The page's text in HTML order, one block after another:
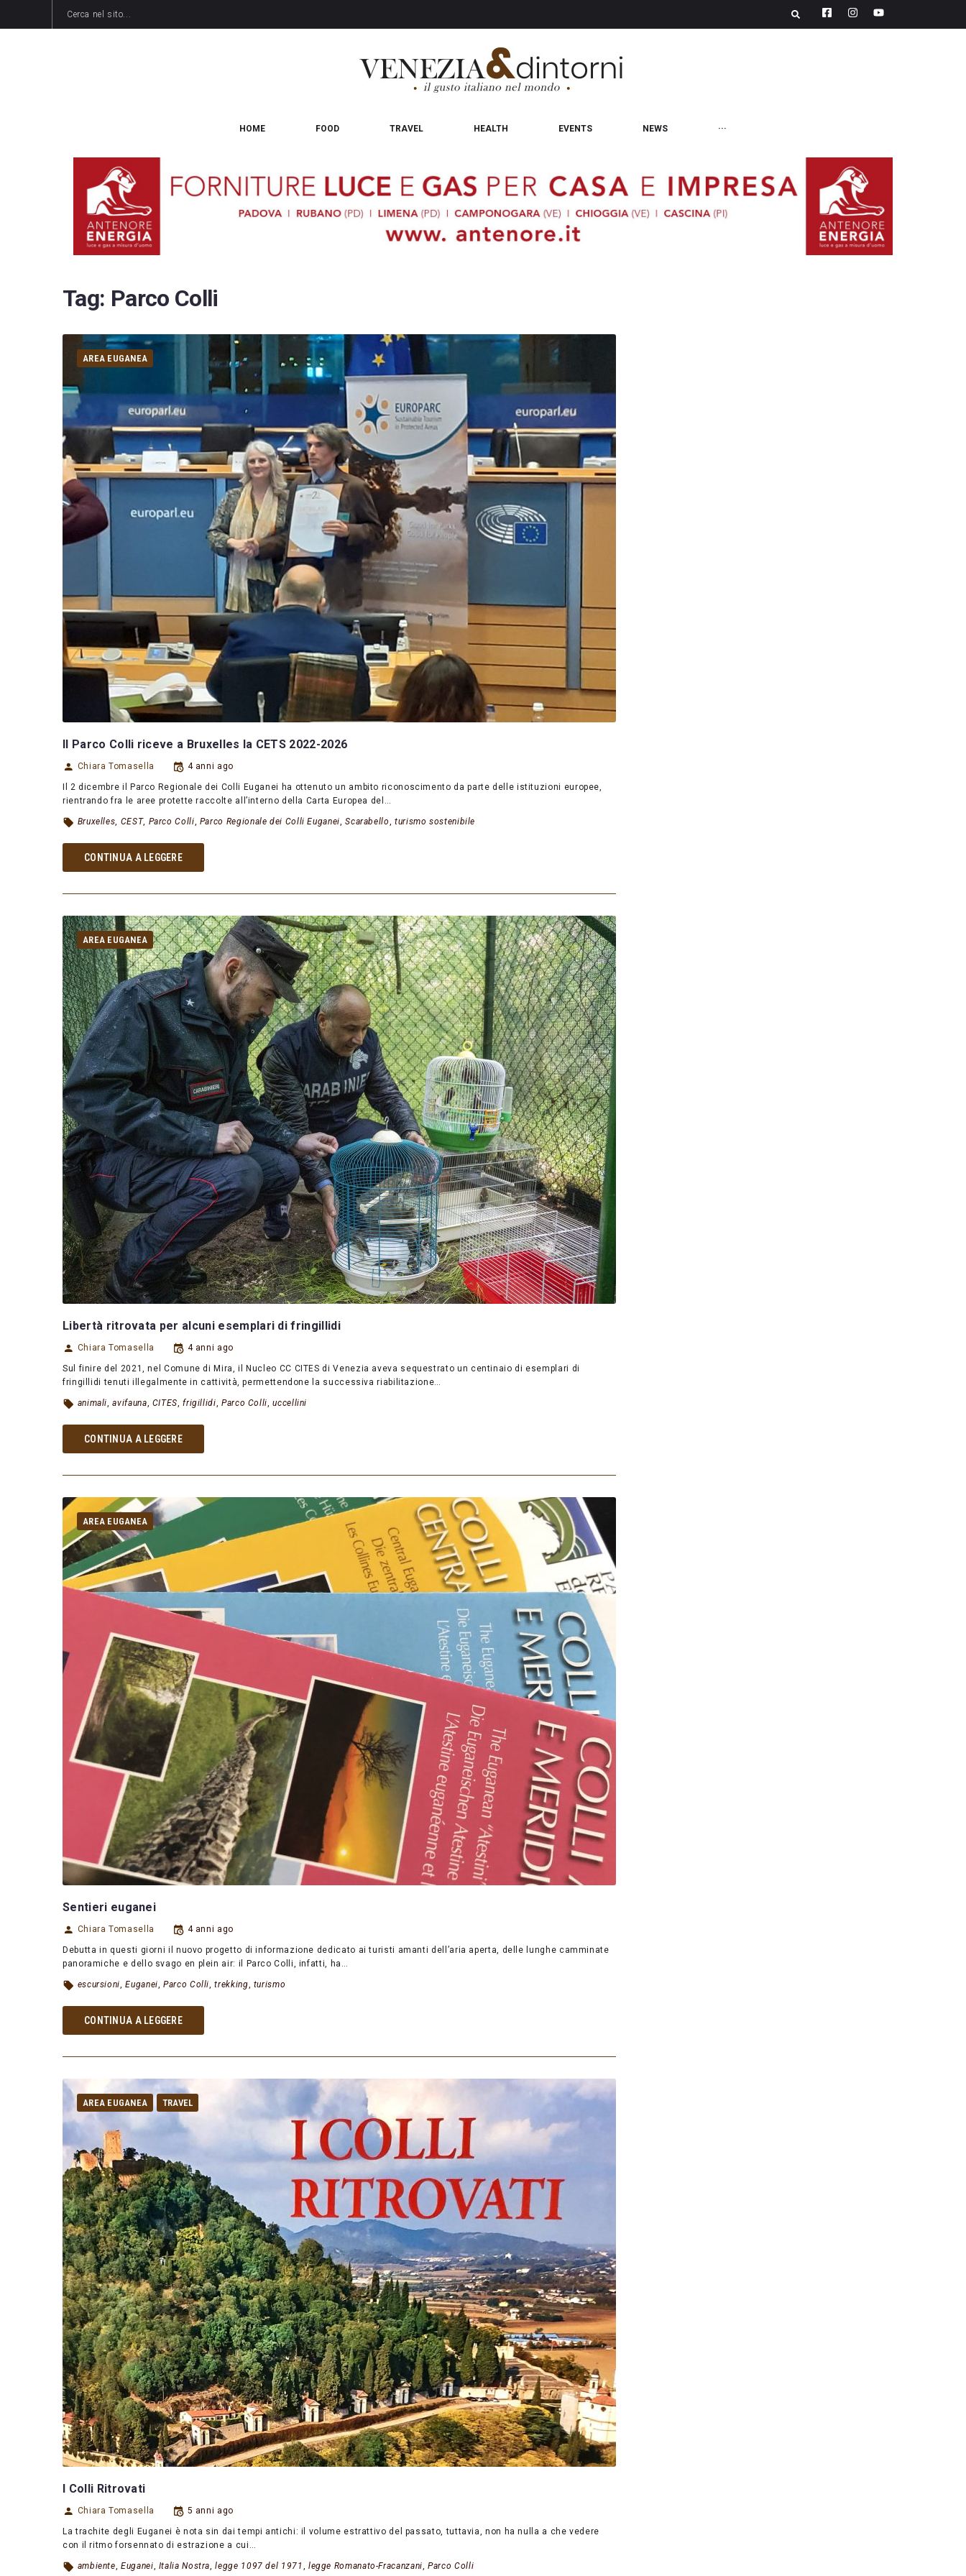
HOME FOOD TRAVEL HEALTH EVENTS NEWS ···
Tag: Parco Colli
AREA EUGANEA
Il Parco Colli riceve a Bruxelles la CETS 2022-2026
Chiara Tomasella 4 anni ago
Il 2 dicembre il Parco Regionale dei Colli Euganei ha ottenuto un ambito riconoscimento da parte delle istituzioni europee,
rientrando fra le aree protette raccolte all’interno della Carta Europea del…
Bruxelles, CEST, Parco Colli, Parco Regionale dei Colli Euganei,Scarabello, turismo sostenibile
CONTINUA A LEGGERE
AREA EUGANEA
Libertà ritrovata per alcuni esemplari di fringillidi
Chiara Tomasella 4 anni ago
Sul finire del 2021, nel Comune di Mira, il Nucleo CC CITES di Venezia aveva sequestrato un centinaio di esemplari di
fringillidi tenuti illegalmente in cattività, permettendone la successiva riabilitazione…
animali,avifauna, CITES,frigillidi, Parco Colli,uccellini
CONTINUA A LEGGERE
AREA EUGANEA
Sentieri euganei
Chiara Tomasella 4 anni ago
Debutta in questi giorni il nuovo progetto di informazione dedicato ai turisti amanti dell’aria aperta, delle lunghe camminate
panoramiche e dello svago en plein air: il Parco Colli, infatti, ha…
escursioni,Euganei,Parco Colli,trekking, turismo
CONTINUA A LEGGERE
AREA EUGANEA TRAVEL
I Colli Ritrovati
Chiara Tomasella 5 anni ago
La trachite degli Euganei è nota sin dai tempi antichi: il volume estrattivo del passato, tuttavia, non ha nulla a che vedere
con il ritmo forsennato di estrazione a cui…
ambiente,Euganei, Italia Nostra,legge 1097 del 1971 , legge Romanato-Fracanzani,Parco Colli